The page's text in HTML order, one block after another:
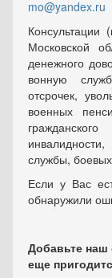
mo@yandex.ru
Московской
денежного
вонную
отсрочек,
военных
службы,
Если у Вас
обнаружили
Добавьте наш
еще